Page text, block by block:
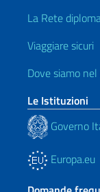
La Rete
Viaggiare sicuri
Dove siamo
Le Istituzioni
Governo
Europa.eu